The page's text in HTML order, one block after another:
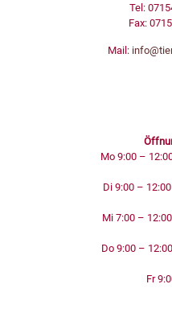
Tel:
Fax:
Mail:
Mo 9:00 –
Di 9:00 –
Mi 7:00 –
Do 9:00 –
Fr